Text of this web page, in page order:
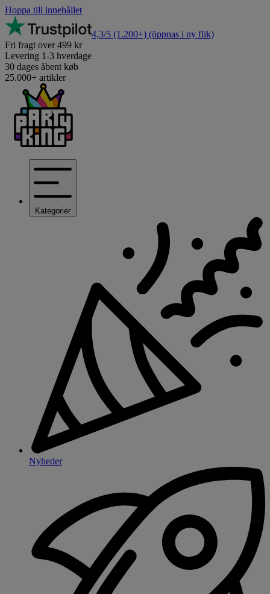
Hoppa till innehållet
4,3/5 (1.200+) (öppnas i ny flik)
Fri fragt over 499 kr
Levering 1-3 hverdage
30 dages åbent køb
25.000+ artikler
Kategorier
Nyheder